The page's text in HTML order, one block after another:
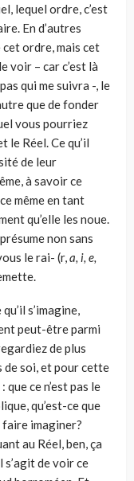
lequel ordre, c’est
En d’autres
ordre, mais cet
voir – car c’est là
qui me suivra -, le
que de fonder
vous pourriez
le Réel. Ce qu’il
de leur
à savoir ce
même en tant
qu’elle les noue.
non sans
le rai- (r,a, i, e,
s’imagine,
peut-être parmi
de plus
de soi, et pour cette
ce n’est pas le
qu’est-ce que
faire imaginer?
au Réel, ben, ça
s’agit de voir ce